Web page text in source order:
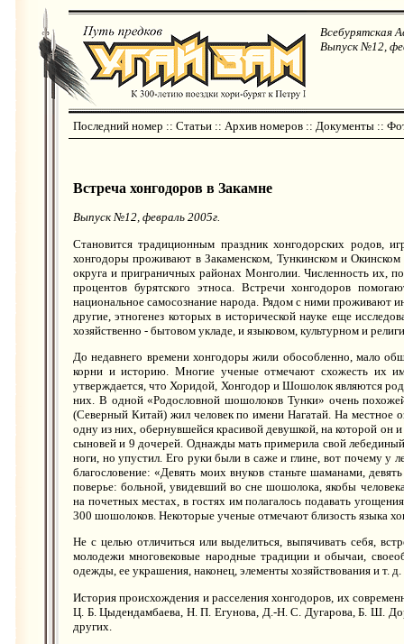
Всебурятская
Выпуск №12,
Последний номер :: Статьи :: Архив номеров :: Документы ::
Встреча хонгодоров в Закамне
Выпуск №12, февраль 2005г.
Становится традиционным праздник хонгодорских родов,
хонгодоры проживают в Закаменском, Тункинском и
округа и приграничных районах Монголии. Численность их,
процентов бурятского этноса. Встречи хонгодоров
национальное самосознание народа. Рядом с ними проживают
другие, этногенез которых в исторической науке еще
хозяйственно - бытовом укладе, и языковом, культурном и
До недавнего времени хонгодоры жили обособленно, мало
корни и историю. Многие ученые отмечают схожесть их
утверждается, что Хоридой, Хонгодор и Шошолок являются
них. В одной «Родословной шошолоков Тунки» очень
(Северный Китай) жил человек по имени Нагатай. На местное
одну из них, обернувшейся красивой девушкой, на которой
сыновей и 9 дочерей. Однажды мать примерила свой
ноги, но упустил. Его руки были в саже и глине, вот почему у
благословение: «Девять моих внуков станьте шаманами,
поверье: больной, увидевший во сне шошолока, якобы
на почетных местах, в гостях им полагалось подавать
300 шошолоков. Некоторые ученые отмечают близость языка
Не с целью отличиться или выделиться, выпячивать себя,
молодежи многовековые народные традиции и обычаи,
одежды, ее украшения, наконец, элементы хозяйствования и т. д.
История происхождения и расселения хонгодоров, их
Ц. Б. Цыдендамбаева, Н. П. Егунова, Д.-Н. С. Дугарова, Б. Ш.
других.